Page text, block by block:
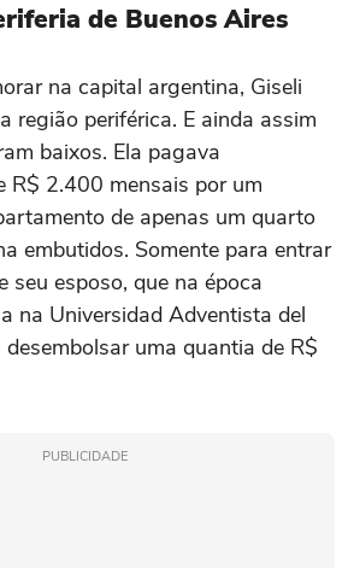
de Buenos Aires
na capital argentina, Giseli
região periférica. E ainda assim
baixos. Ela pagava
R$ 2.400 mensais por um
de apenas um quarto
embutidos. Somente para entrar
seu esposo, que na época
na Universidad Adventista del
uma quantia de R$
PUBLICIDADE